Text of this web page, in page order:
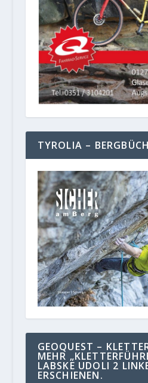
TYROLIA –
GEOQUEST –
MEHR
LABSKE UDOLI 2
ERSCHIENEN.